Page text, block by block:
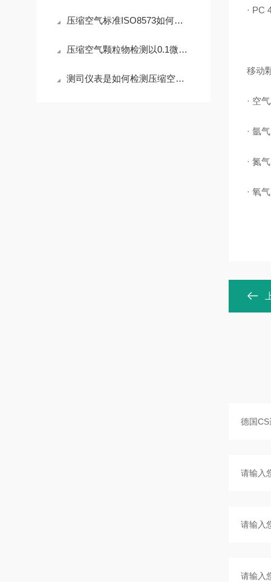
压缩空气标准ISO8573如何重塑工业“呼吸”新生态？
压缩空气颗粒物检测以0.1微米精度定义行业标准
测司仪表是如何检测压缩空气质量?
· PC
移动
· 空
· 氩气
· 氮
· 氧